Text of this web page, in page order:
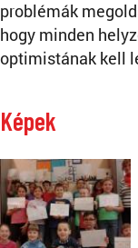
problémák
hogy minden
optimistának kell
Képek